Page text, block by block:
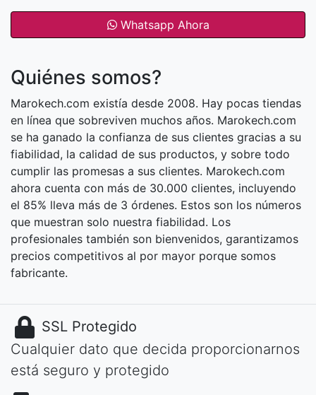
Whatsapp Ahora
Quiénes somos?
Marokech.com existía desde 2008. Hay pocas tiendas
en línea que sobreviven muchos años. Marokech.com
se ha ganado la confianza de sus clientes gracias a su
fiabilidad, la calidad de sus productos, y sobre todo
cumplir las promesas a sus clientes. Marokech.com
ahora cuenta con más de 30.000 clientes, incluyendo
el 85% lleva más de 3 órdenes. Estos son los números
que muestran solo nuestra fiabilidad. Los
profesionales también son bienvenidos, garantizamos
precios competitivos al por mayor porque somos
fabricante.
SSL Protegido
Cualquier dato que decida proporcionarnos
está seguro y protegido